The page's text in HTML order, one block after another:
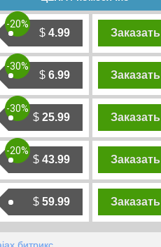
$ 4.99
-20%
Заказать
$ 6.99
-30%
Заказать
$ 25.99
-30%
Заказать
$ 43.99
-20%
Заказать
$ 59.99 Заказать